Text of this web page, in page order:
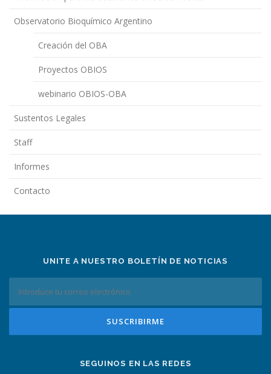
Observatorio Bioquímico Argentino
Creación del OBA
Proyectos OBIOS
webinario OBIOS-OBA
Sustentos Legales
Staff
Informes
Contacto
UNITE A NUESTRO BOLETÍN DE NOTICIAS
SEGUINOS EN LAS REDES